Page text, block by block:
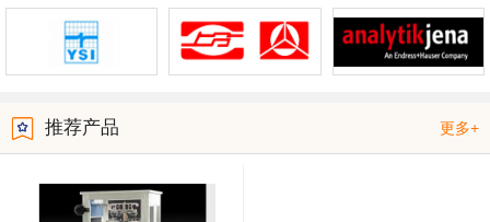
推荐产品 更多+